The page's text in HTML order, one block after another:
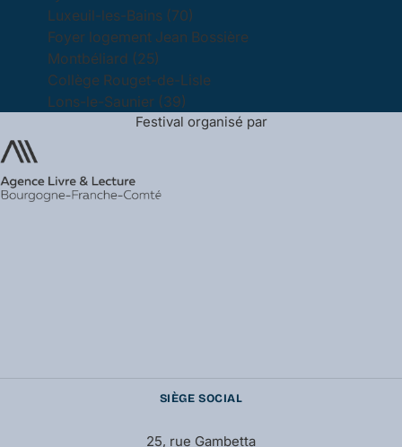
Luxeuil-les-Bains (70)
Foyer logement Jean Bossière
Montbéliard (25)
Collège Rouget-de-Lisle
Lons-le-Saunier (39)
Festival organisé par
SIÈGE SOCIAL
25, rue Gambetta